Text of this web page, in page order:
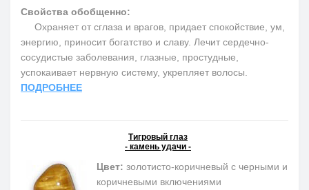
Свойства обобщенно:
Охраняет от сглаза и врагов, придает спокойствие, ум,
энергию, приносит богатство и славу. Лечит сердечно-
сосудистые заболевания, глазные, простудные,
успокаивает нервную систему, укрепляет волосы.
ПОДРОБНЕЕ
Тигровый глаз
- камень удачи -
Цвет: золотисто-коричневый с черными и
коричневыми включениями